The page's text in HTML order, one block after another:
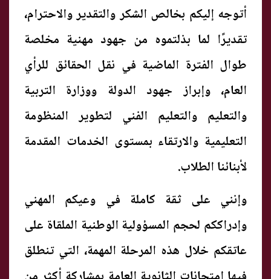
أتوجه إليكم بخالص الشكر والتقدير والاحترام،
تقديرًا لما بذلتموه من جهود مهنية مخلصة
طوال الفترة الماضية في نقل الحقائق للرأي
العام، وإبراز جهود الدولة ووزارة التربية
والتعليم والتعليم الفني لتطوير المنظومة
التعليمية والارتقاء بمستوى الخدمات المقدمة
لأبنائنا الطلاب.
وإنني على ثقة كاملة في وعيكم المهني
وإدراككم لحجم المسؤولية الوطنية الملقاة على
عاتقكم خلال هذه المرحلة المهمة، التي تنطلق